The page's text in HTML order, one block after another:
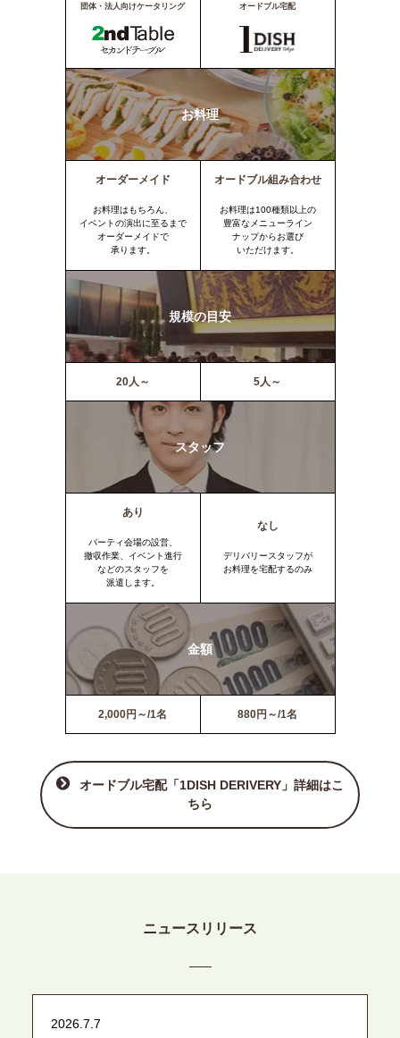
団体・法人向けケータリング オードブル宅配
お料理
オーダーメイド
お料理はもちろん、
イベントの演出に至るまで
オーダーメイドで
承ります。
オードブル組み合わせ
お料理は100種類以上の
豊富なメニューライン
ナップからお選び
いただけます。
規模の目安
20人～ 5人～
スタッフ
あり
パーティ会場の設営、
撤収作業、イベント進行
などのスタッフを
派遣します。
なし
デリバリースタッフが
お料理を宅配するのみ
金額
2,000円～/1名 880円～/1名
オードブル宅配「1DISH DERIVERY」詳細はこ
ちら
ニュースリリース
2026.7.7